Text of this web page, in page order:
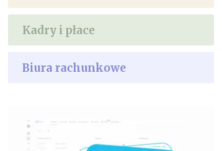
Kadry i płace
Biura rachunkowe